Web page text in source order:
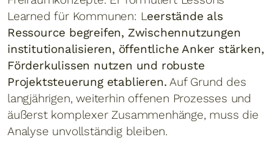
Learned für Kommunen: Leerstände als
Ressource begreifen, Zwischennutzungen
institutionalisieren, öffentliche Anker stärken,
Förderkulissen nutzen und robuste
Projektsteuerung etablieren. Auf Grund des
langjährigen, weiterhin offenen Prozesses und
äußerst komplexer Zusammenhänge, muss die
Analyse unvollständig bleiben.